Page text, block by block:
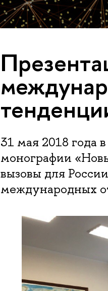
31 мая 2018
монографии
вызовы для
международных